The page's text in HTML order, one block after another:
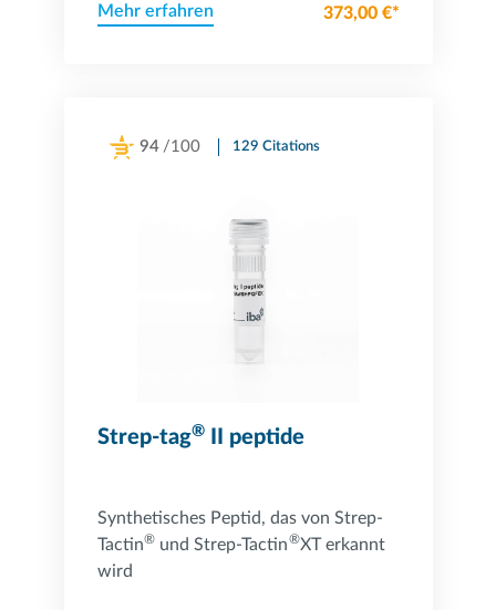
Mehr erfahren 373,00 €*
94 /100 129 Citations
Strep-tag®II peptide
Synthetisches Peptid, das von Strep-
Tactin®und Strep-Tactin®XT erkannt
wird